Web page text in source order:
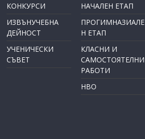
КОНКУРСИ
ИЗВЪНУЧЕБНА
ДЕЙНОСТ
УЧЕНИЧЕСКИ
СЪВЕТ
НАЧАЛЕН ЕТАП
ПРОГИМНАЗИАЛЕ
Н ЕТАП
КЛАСНИ И
САМОСТОЯТЕЛНИ
РАБОТИ
НВО